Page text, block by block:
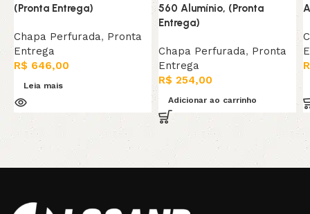
(Pronta Entrega)
Chapa Perfurada, Pronta
Entrega
R$ 646,00
Leia mais
560 Alumínio, (Pronta
Entrega)
Chapa Perfurada, Pronta
Entrega
R$ 254,00
Adicionar ao carrinho